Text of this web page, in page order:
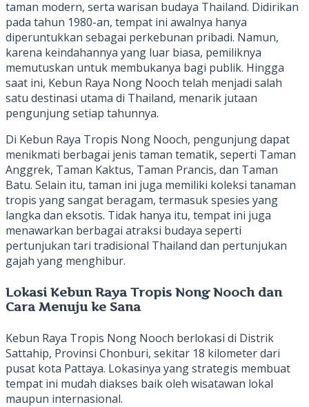
taman modern, serta warisan budaya Thailand. Didirikan
pada tahun 1980-an, tempat ini awalnya hanya
diperuntukkan sebagai perkebunan pribadi. Namun,
karena keindahannya yang luar biasa, pemiliknya
memutuskan untuk membukanya bagi publik. Hingga
saat ini, Kebun Raya Nong Nooch telah menjadi salah
satu destinasi utama di Thailand, menarik jutaan
pengunjung setiap tahunnya.
Di Kebun Raya Tropis Nong Nooch, pengunjung dapat
menikmati berbagai jenis taman tematik, seperti Taman
Anggrek, Taman Kaktus, Taman Prancis, dan Taman
Batu. Selain itu, taman ini juga memiliki koleksi tanaman
tropis yang sangat beragam, termasuk spesies yang
langka dan eksotis. Tidak hanya itu, tempat ini juga
menawarkan berbagai atraksi budaya seperti
pertunjukan tari tradisional Thailand dan pertunjukan
gajah yang menghibur.
Lokasi Kebun Raya Tropis Nong Nooch dan
Cara Menuju ke Sana
Kebun Raya Tropis Nong Nooch berlokasi di Distrik
Sattahip, Provinsi Chonburi, sekitar 18 kilometer dari
pusat kota Pattaya. Lokasinya yang strategis membuat
tempat ini mudah diakses baik oleh wisatawan lokal
maupun internasional.